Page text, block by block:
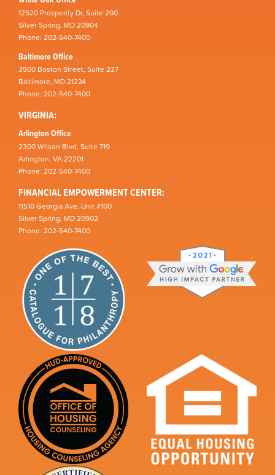
12520 Prosperity Dr, Suite 200
Silver Spring, MD 20904
Phone: 202-540-7400
Baltimore Office
3500 Boston Street, Suite 227
Baltimore, MD 21224
Phone: 202-540-7400
VIRGINIA:
Arlington Office
2300 Wilson Blvd, Suite 719
Arlington, VA 22201
Phone: 202-540-7400
FINANCIAL EMPOWERMENT CENTER:
11510 Georgia Ave, Unit #100
Silver Spring, MD 20902
Phone: 202-540-7400